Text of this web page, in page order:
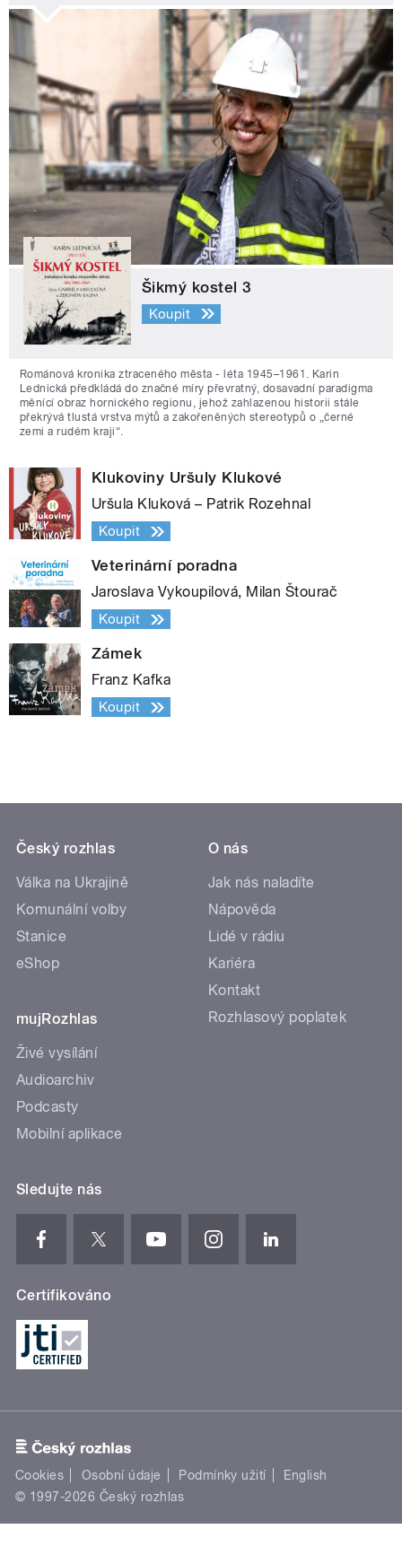
Šikmý kostel 3
Koupit
Románová kronika ztraceného města - léta 1945–1961. Karin
Lednická předkládá do značné míry převratný, dosavadní paradigma
měnící obraz hornického regionu, jehož zahlazenou historii stále
překrývá tlustá vrstva mýtů a zakořeněných stereotypů o „černé
zemi a rudém kraji“.
Klukoviny Uršuly Klukové
Uršula Kluková – Patrik Rozehnal
Koupit
Veterinární poradna
Jaroslava Vykoupilová, Milan Štourač
Koupit
Zámek
Franz Kafka
Koupit
Český rozhlas
Válka na Ukrajině
Komunální volby
Stanice
eShop
mujRozhlas
Živé vysílání
Audioarchiv
Podcasty
Mobilní aplikace
O nás
Jak nás naladíte
Nápověda
Lidé v rádiu
Kariéra
Kontakt
Rozhlasový poplatek
Sledujte nás
Certifikováno
Cookies Osobní údaje Podmínky užití
English
© 1997-2026 Český rozhlas